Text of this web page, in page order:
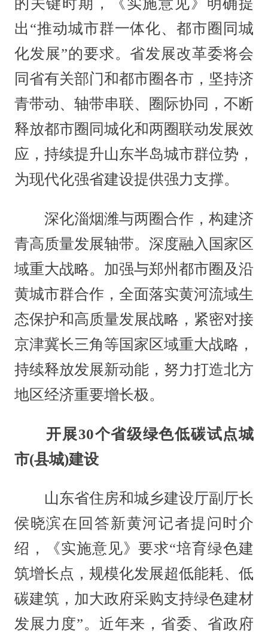
出“推动城市群一体化、都市圈同城
化发展”的要求。省发展改革委将会
同省有关部门和都市圈各市，坚持济
青带动、轴带串联、圈际协同，不断
释放都市圈同城化和两圈联动发展效
应，持续提升山东半岛城市群位势，
为现代化强省建设提供强力支撑。
深化淄烟潍与两圈合作，构建济
青高质量发展轴带。深度融入国家区
域重大战略。加强与郑州都市圈及沿
黄城市群合作，全面落实黄河流域生
态保护和高质量发展战略，紧密对接
京津冀长三角等国家区域重大战略，
持续释放发展新动能，努力打造北方
地区经济重要增长极。
开展30个省级绿色低碳试点城
市(县城)建设
山东省住房和城乡建设厅副厅长
侯晓滨在回答新黄河记者提问时介
绍，《实施意见》要求“培育绿色建
筑增长点，规模化发展超低能耗、低
碳建筑，加大政府采购支持绿色建材
发展力度”。近年来，省委、省政府